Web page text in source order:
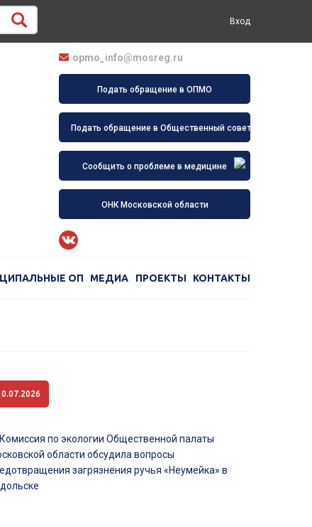
Вход
opmo_info@mosreg.ru
Подать обращение в ОПМО
Подать обращение в Общественный совет
Сообщить о проблеме в медицине
ОНК Московской области
ОП МЕДИА ПРОЕКТЫ КОНТАКТЫ